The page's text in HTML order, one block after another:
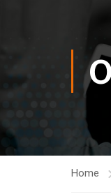
Home